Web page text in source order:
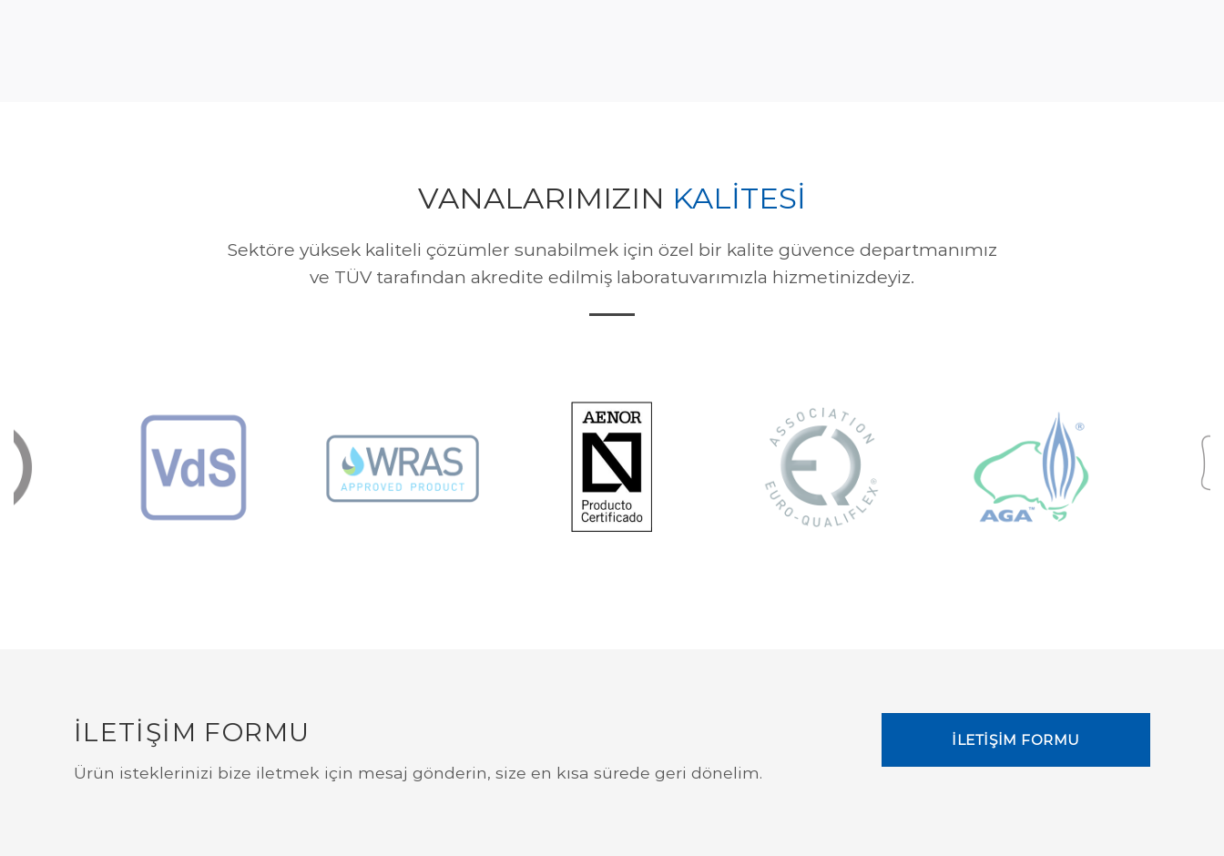
VANALARIMIZIN KALİTESİ
Sektöre yüksek kaliteli çözümler sunabilmek için özel bir kalite güvence departmanımız
ve TÜV tarafından akredite edilmiş laboratuvarımızla hizmetinizdeyiz.
İLETİŞİM FORMU
Ürün isteklerinizi bize iletmek için mesaj gönderin, size en kısa sürede geri dönelim.
İLETİŞİM FORMU